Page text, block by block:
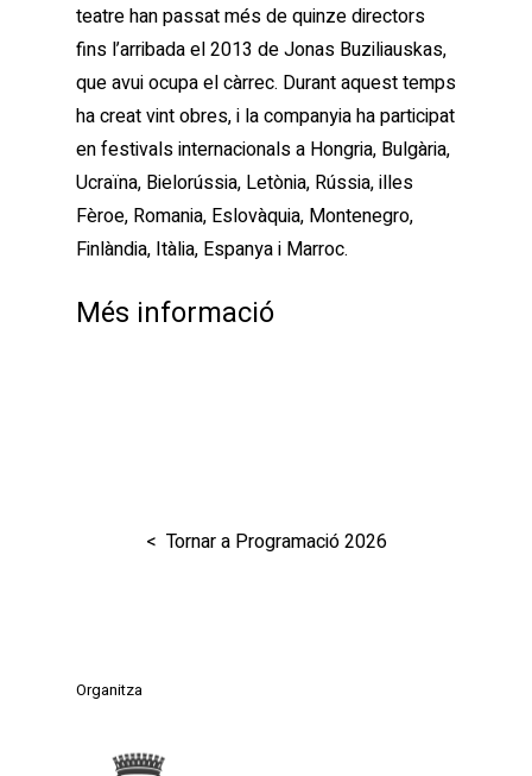
teatre han passat més de quinze directors
fins l’arribada el 2013 de Jonas Buziliauskas,
que avui ocupa el càrrec. Durant aquest temps
ha creat vint obres, i la companyia ha participat
en festivals internacionals a Hongria, Bulgària,
Ucraïna, Bielorússia, Letònia, Rússia, illes
Fèroe, Romania, Eslovàquia, Montenegro,
Finlàndia, Itàlia, Espanya i Marroc.
Més informació
< Tornar a Programació 2026
Organitza